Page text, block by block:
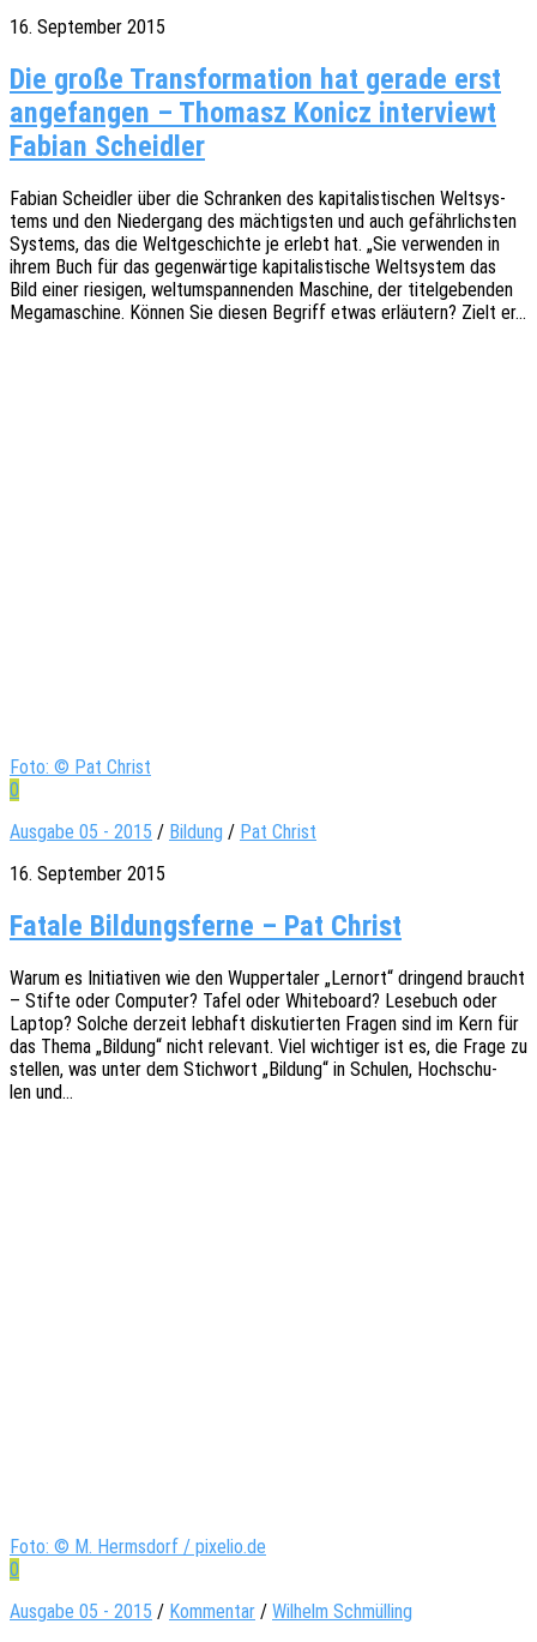
16. September 2015
Die große Transformation hat gerade erst
angefangen – Thomasz Konicz interviewt
Fabian Scheidler
Fabian Scheid­ler über die Schran­ken des kapi­ta­lis­ti­schen Welt­sys­
tems und den Nieder­gang des mäch­tigs­ten und auch gefähr­lichs­ten
Systems, das die Welt­ge­schich­te je erlebt hat. „Sie verwen­den in
ihrem Buch für das gegen­wär­ti­ge kapi­ta­lis­ti­sche Welt­sys­tem das
Bild einer riesi­gen, welt­um­span­nen­den Maschi­ne, der titel­ge­ben­den
Megama­schi­ne. Können Sie diesen Begriff etwas erläu­tern? Zielt er…
Foto: © Pat Christ
0
Ausgabe 05 - 2015 / Bildung / Pat Christ
16. September 2015
Fatale Bildungsferne – Pat Christ
Warum es Initia­ti­ven wie den Wupper­ta­ler „Lern­ort“ drin­gend braucht
– Stifte oder Compu­ter? Tafel oder White­board? Lese­buch oder
Laptop? Solche derzeit lebhaft disku­tier­ten Fragen sind im Kern für
das Thema „Bildung“ nicht rele­vant. Viel wich­ti­ger ist es, die Frage zu
stel­len, was unter dem Stich­wort „Bildung“ in Schu­len, Hoch­schu­
len und…
Foto: © M. Hermsdorf / pixelio.de
0
Ausgabe 05 - 2015 / Kommentar / Wilhelm Schmülling